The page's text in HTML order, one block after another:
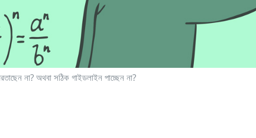
না? অথবা সঠিক গাইডলাইন পাচ্ছেন না?